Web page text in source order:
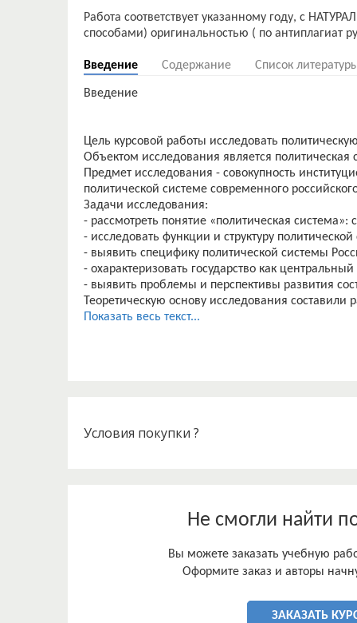
Работа соответствует указанному году, с
Введение Содержание Список
Введение
Цель курсовой работы исследовать
Объектом исследования является политическая
Предмет исследования - совокупность
политической системе современного
Задачи исследования:
- рассмотреть понятие «политическая система»:
- исследовать функции и структуру
- выявить специфику политической системы
- охарактеризовать государство как
- выявить проблемы и перспективы развития
Теоретическую основу исследования
исследователей - политологов, правоведов,
Показать весь текст...
Условия покупки ?
Не смогли найти
Вы можете заказать учебную
Оформите заказ и авторы
ЗАКАЗАТЬ